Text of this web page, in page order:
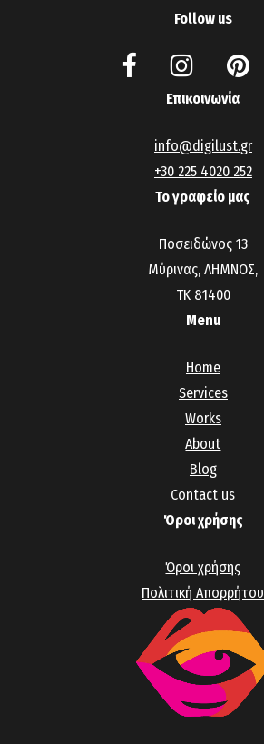
Όροι χρήσης
Όροι χρήσης
Πολιτική Απορρήτου
Menu
Home
Services
Works
About
Blog
Contact us
Το γραφείο μας
Ποσειδώνος 13
Μύρινας, ΛΗΜΝΟΣ,
ΤΚ 81400
Επικοινωνία
info@digilust.gr
+30 225 4020 252
Follow us